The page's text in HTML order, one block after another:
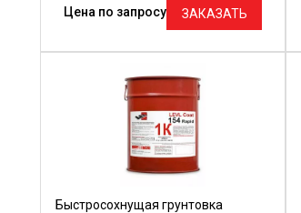
Цена по запросу ЗАКАЗАТЬ
Быстросохнущая грунтовка